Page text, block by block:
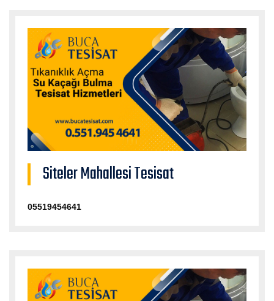
Siteler Mahallesi Tesisat
05519454641